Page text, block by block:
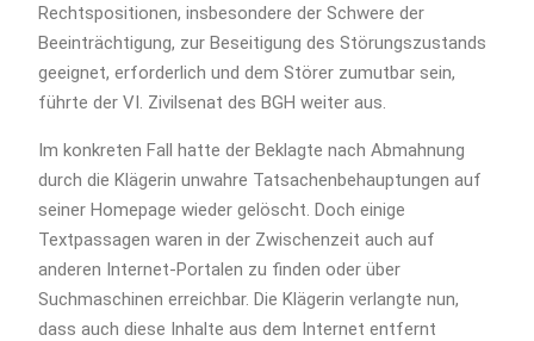
Rechtspositionen, insbesondere der Schwere der
Beeinträchtigung, zur Beseitigung des Störungszustands
geeignet, erforderlich und dem Störer zumutbar sein,
führte der VI. Zivilsenat des BGH weiter aus.
Im konkreten Fall hatte der Beklagte nach Abmahnung
durch die Klägerin unwahre Tatsachenbehauptungen auf
seiner Homepage wieder gelöscht. Doch einige
Textpassagen waren in der Zwischenzeit auch auf
anderen Internet-Portalen zu finden oder über
Suchmaschinen erreichbar. Die Klägerin verlangte nun,
dass auch diese Inhalte aus dem Internet entfernt